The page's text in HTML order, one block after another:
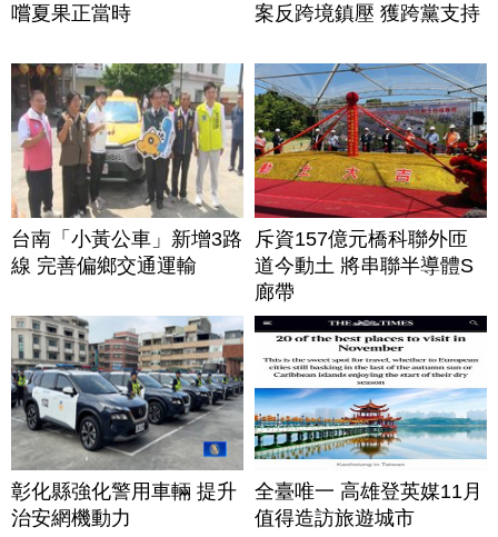
嚐夏果正當時
案反跨境鎮壓 獲跨黨支持
台南「小黃公車」新增3路
線 完善偏鄉交通運輸
斥資157億元橋科聯外匝
道今動土 將串聯半導體S
廊帶
彰化縣強化警用車輛 提升
治安網機動力
全臺唯一 高雄登英媒11月
值得造訪旅遊城市